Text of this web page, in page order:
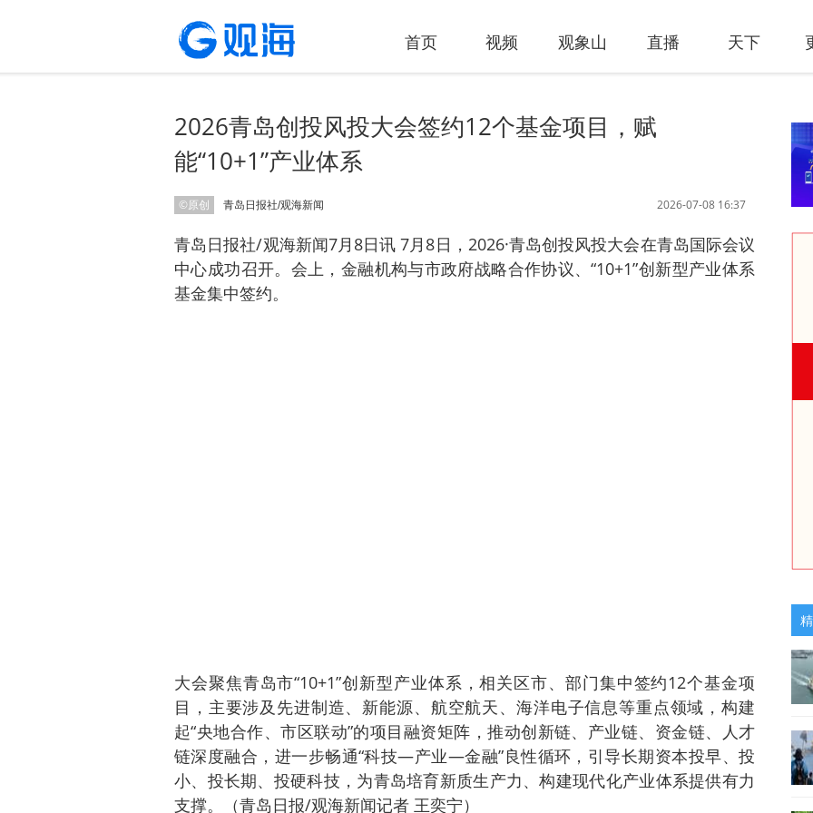
首页 视频 观象山 直播 天下
2026青岛创投风投大会签约12个基金项目，赋
能“10+1”产业体系
©原创 2026-07-08 16:37
青岛日报社/观海新闻
青岛日报社/观海新闻7月8日讯 7月8日，2026·青岛创投风投大会在青岛国际会议
中心成功召开。会上，金融机构与市政府战略合作协议、“10+1”创新型产业体系
基金集中签约。
大会聚焦青岛市“10+1”创新型产业体系，相关区市、部门集中签约12个基金项
目，主要涉及先进制造、新能源、航空航天、海洋电子信息等重点领域，构建
起“央地合作、市区联动”的项目融资矩阵，推动创新链、产业链、资金链、人才
链深度融合，进一步畅通“科技—产业—金融”良性循环，引导长期资本投早、投
小、投长期、投硬科技，为青岛培育新质生产力、构建现代化产业体系提供有力
支撑。（青岛日报/观海新闻记者 王奕宁）